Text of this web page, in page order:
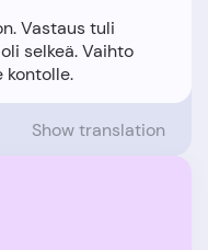
Vastaus tuli
selkeä. Vaihto
Show translation